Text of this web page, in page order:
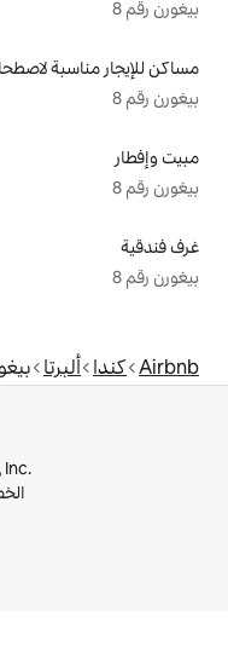
بيغورن رقم 8
مساكن للإيجار مناسبة لاصطحاب الحيوانات الأليفة أجنحة خاصة للإيجار
بيغورن رقم 8
أكواخ للإيجار
بيغورن رقم 8
عرض المزيد
رقم 8